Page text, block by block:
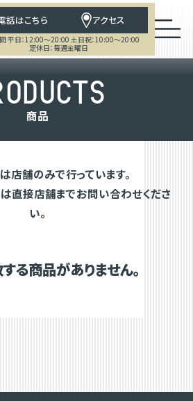
話はこちら アクセス
平日：12:00～20:00 土日祝：10:00～20:00
定休日：毎週金曜日
ODUCTS
商品
店舗のみで行っています。
直接店舗までお問い合わせくださ
い。
る商品がありません。